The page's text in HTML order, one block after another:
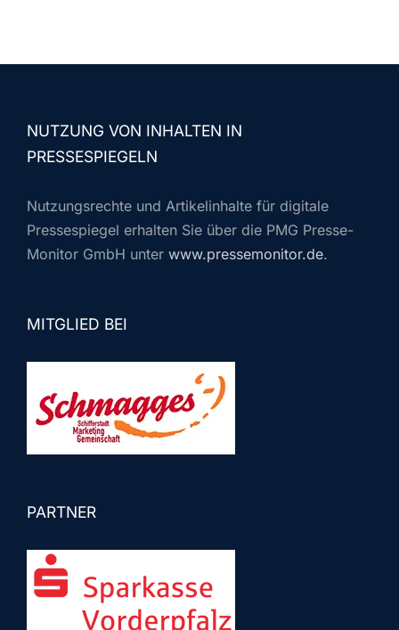
NUTZUNG VON INHALTEN IN
PRESSESPIEGELN
Nutzungsrechte und Artikelinhalte für digitale
Pressespiegel erhalten Sie über die PMG Presse-
Monitor GmbH unter www.pressemonitor.de.
MITGLIED BEI
PARTNER